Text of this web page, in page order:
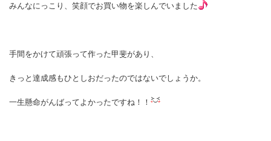
みんなにっこり、笑顔でお買い物を楽しんでいました
手間をかけて頑張って作った甲斐があり、
きっと達成感もひとしおだったのではないでしょうか。
一生懸命がんばってよかったですね！！